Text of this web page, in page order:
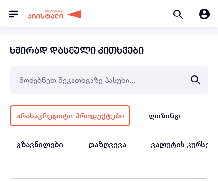
ხშირად დასმული კითხვები
არასაკრედიტო პროდუქტები ლიზინგი
გზავნილები დაზღვევა ვალუტის კურსები